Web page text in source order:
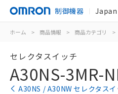
制御機器 Japan
ホーム > 商品情報 > 商品カテゴリ >
セレクタスイッチ
A30NS-3MR-
A30NS / A30NW セレクタス